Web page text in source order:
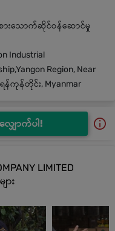
းသောက်ဆိုင်ဝန်ဆောင်မှု
Industrial
Region, Near
ရန်ကုန်တိုင်း, Myanmar
ောက်ပါ!
LIMITED
း